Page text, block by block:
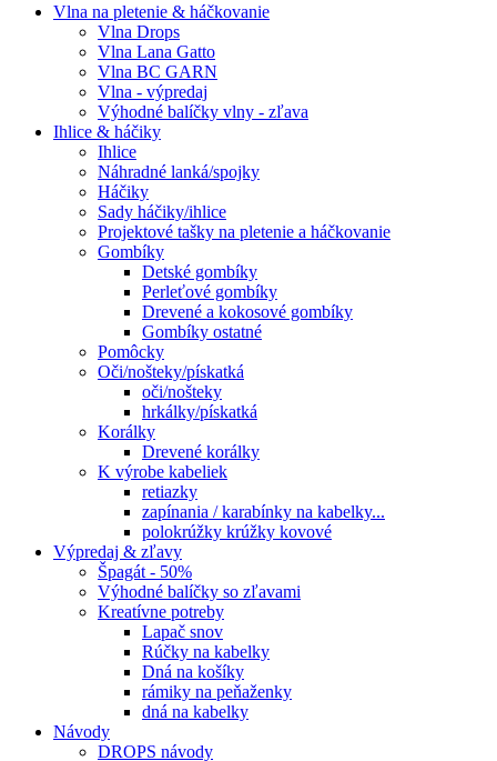
Vlna na pletenie & háčkovanie
Vlna Drops
Vlna Lana Gatto
Vlna BC GARN
Vlna - výpredaj
Výhodné balíčky vlny - zľava
Ihlice & háčiky
Ihlice
Náhradné lanká/spojky
Háčiky
Sady háčiky/ihlice
Projektové tašky na pletenie a háčkovanie
Gombíky
Detské gombíky
Perleťové gombíky
Drevené a kokosové gombíky
Gombíky ostatné
Pomôcky
Oči/nošteky/pískatká
oči/nošteky
hrkálky/pískatká
Korálky
Drevené korálky
K výrobe kabeliek
retiazky
zapínania / karabínky na kabelky...
polokrúžky krúžky kovové
Výpredaj & zľavy
Špagát - 50%
Výhodné balíčky so zľavami
Kreatívne potreby
Lapač snov
Rúčky na kabelky
Dná na košíky
rámiky na peňaženky
dná na kabelky
Návody
DROPS návody